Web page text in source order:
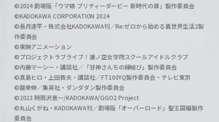
©2024 劇場版「ウマ娘 プリティーダービー 新時代の扉」製作委員会
©KADOKAWA CORPORATION 2024
©長月達平・株式会社KADOKAWA刊／Re:ゼロから始める異世界生活2製
作委員会
©東映アニメーション
©プロジェクトラブライブ！蓮ノ空女学院スクールアイドルクラブ
©内藤マーシー・講談社／「甘神さんちの縁結び」製作委員会
©真島ヒロ・上田敦夫・講談社／FT100YQ製作委員会・テレビ東京
©龍幸伸／集英社・ダンダダン製作委員会
©2023 時雨沢恵一/KADOKAWA/GGO2 Project
©丸山くがね・KADOKAWA刊／劇場版「オーバーロード」聖王国編製作
委員会